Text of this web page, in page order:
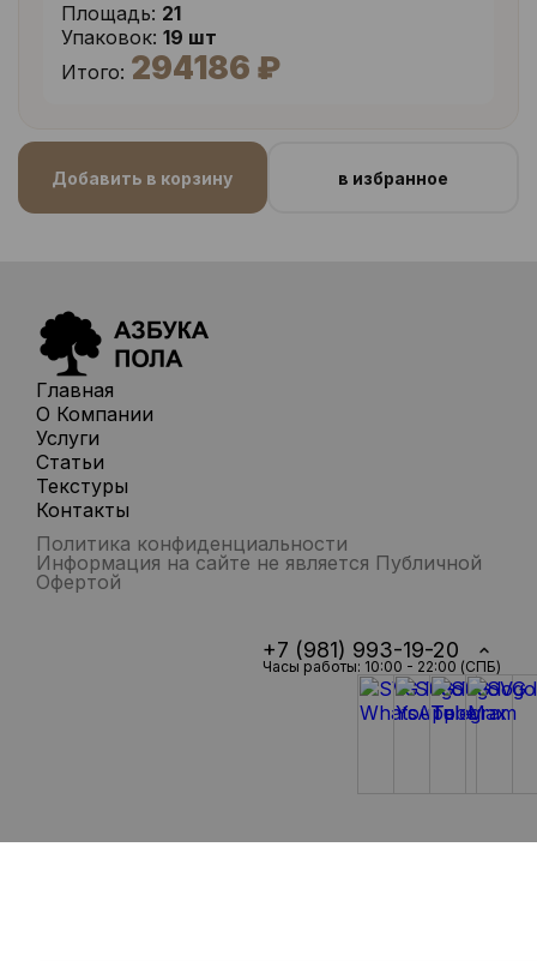
Площадь: 21
Упаковок: 19 шт
Итого: 294186 ₽
Добавить в корзину в избранное
Главная
О Компании
Услуги
Статьи
Текстуры
Контакты
Политика конфиденциальности
Информация на сайте не является Публичной
Офертой
+7 (981) 993-19-20
Часы работы: 10:00 - 22:00 (СПБ)